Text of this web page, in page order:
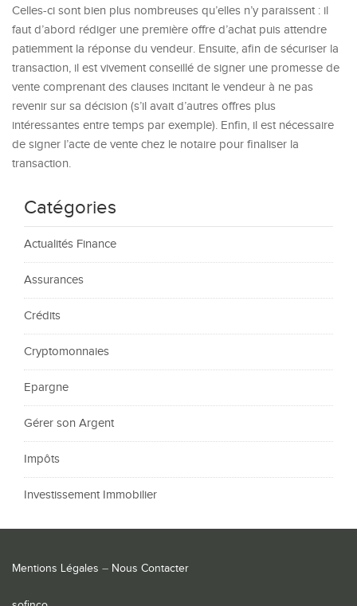
Celles-ci sont bien plus nombreuses qu’elles n’y paraissent : il
faut d’abord rédiger une première offre d’achat puis attendre
patiemment la réponse du vendeur. Ensuite, afin de sécuriser la
transaction, il est vivement conseillé de signer une promesse de
vente comprenant des clauses incitant le vendeur à ne pas
revenir sur sa décision (s’il avait d’autres offres plus
intéressantes entre temps par exemple). Enfin, il est nécessaire
de signer l’acte de vente chez le notaire pour finaliser la
transaction.
Catégories
Actualités Finance
Assurances
Crédits
Cryptomonnaies
Epargne
Gérer son Argent
Impôts
Investissement Immobilier
Mentions Légales – Nous Contacter